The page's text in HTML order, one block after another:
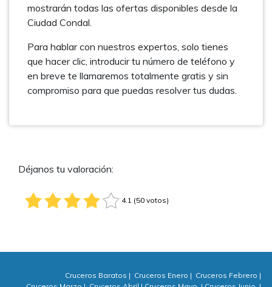
mostrarán todas las ofertas disponibles desde la
Ciudad Condal.
Para hablar con nuestros expertos, solo tienes
que hacer clic, introducir tu número de teléfono y
en breve te llamaremos totalmente gratis y sin
compromiso para que puedas resolver tus dudas.
Déjanos tu valoración:
4.1 (50 votos)
Cruceros Baratos | Cruceros Enero | Cruceros Febrero |